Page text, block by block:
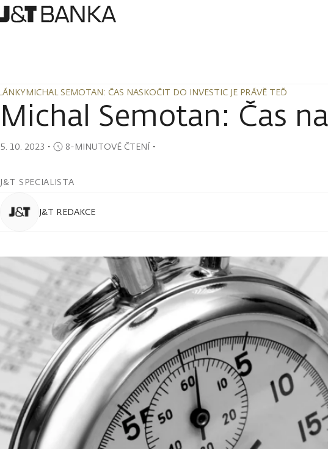
MICHAL SEMOTAN: ČAS NASKOČIT DO INVESTIC JE PRÁVĚ TEĎ
MICHAL SEMOTAN: ČAS NASKOČIT DO INVESTIC JE PRÁVĚ TEĎ
Michal Semotan: Čas
5. 10. 2023 ・ 8-MINUTOVÉ ČTENÍ・
J&T SPECIALISTA
J&T REDAKCE